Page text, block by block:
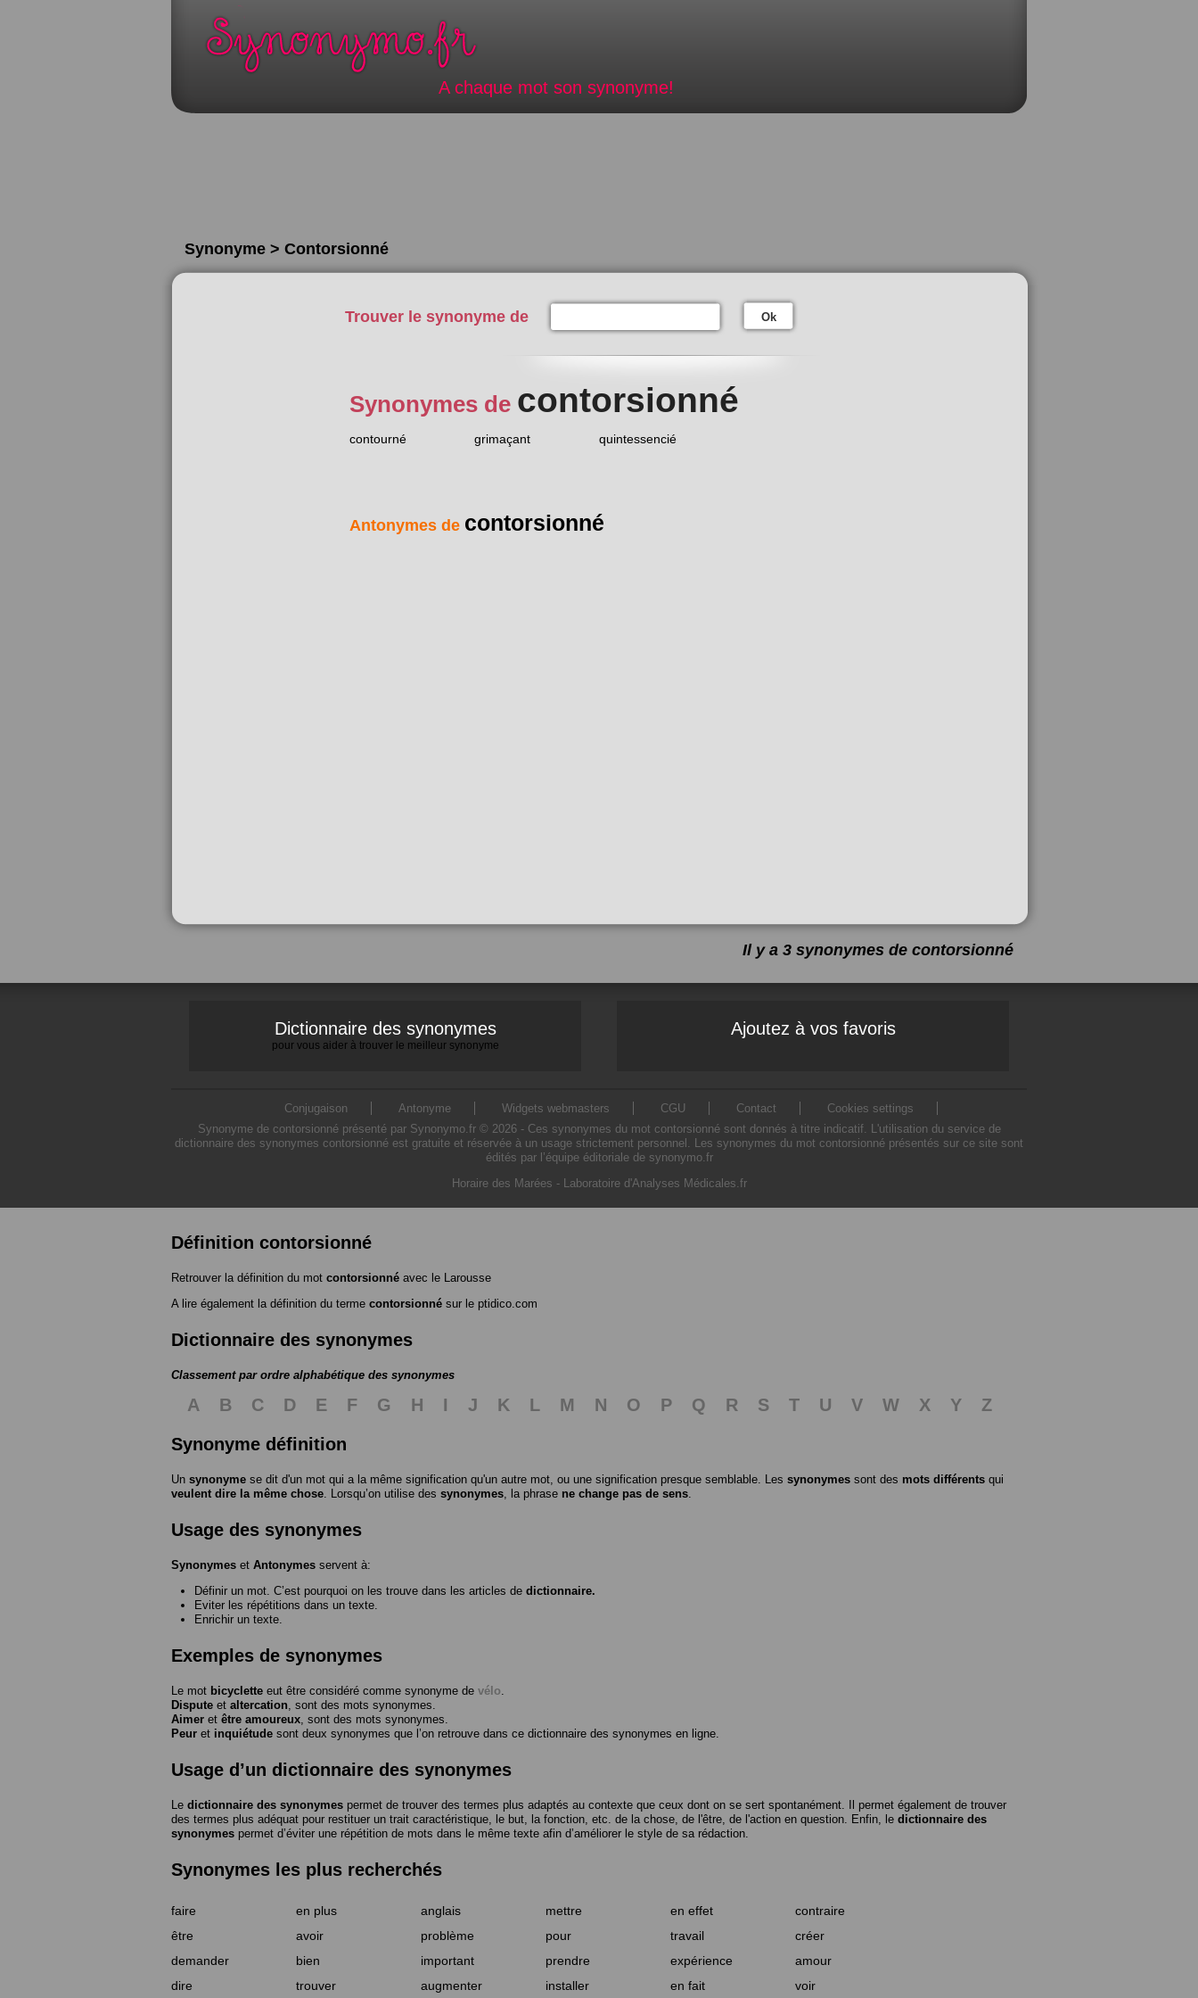
A chaque mot son synonyme!
Synonyme > Contorsionné
Trouver le synonyme de Ok
Synonymes de contorsionné
contourné grimaçant quintessencié
Antonymes de contorsionné
Il y a 3 synonymes de contorsionné
Dictionnaire des synonymes
pour vous aider à trouver le meilleur synonyme
Ajoutez à vos favoris
Conjugaison Antonyme Widgets webmasters CGU Contact
Cookies settings
Synonyme de contorsionné présenté par Synonymo.fr © 2026 - Ces synonymes du mot contorsionné sont donnés à titre indicatif. L'utilisation du service de
dictionnaire des synonymes contorsionné est gratuite et réservée à un usage strictement personnel. Les synonymes du mot contorsionné présentés sur ce site sont
édités par l’équipe éditoriale de synonymo.fr
Horaire des Marées - Laboratoire d'Analyses Médicales.fr
Définition contorsionné
Retrouver la définition du mot contorsionné avec le Larousse
A lire également la définition du terme contorsionné sur le ptidico.com
Dictionnaire des synonymes
Classement par ordre alphabétique des synonymes
A B C D E F G H I J K L M N O P Q R S T U V W X Y
Z
Synonyme définition
Un synonyme se dit d'un mot qui a la même signification qu'un autre mot, ou une signification presque semblable. Les synonymes sont des mots différents qui
veulent dire la même chose . Lorsqu’on utilise des synonymes , la phrase ne change pas de sens
Usage des synonymes
Synonymes et Antonymes servent à:
Définir un mot. C’est pourquoi on les trouve dans les articles de dictionnaire.
Eviter les répétitions dans un texte.
Enrichir un texte.
Exemples de synonymes
Le mot bicyclette eut être considéré comme synonyme de vélo
Dispute et altercation , sont des mots synonymes.
Aimer et être amoureux , sont des mots synonymes.
Peur et inquiétude sont deux synonymes que l’on retrouve dans ce dictionnaire des synonymes en ligne.
Usage d’un dictionnaire des synonymes
Le dictionnaire des synonymes permet de trouver des termes plus adaptés au contexte que ceux dont on se sert spontanément. Il permet également de trouver
des termes plus adéquat pour restituer un trait caractéristique, le but, la fonction, etc. de la chose, de l'être, de l'action en question. Enfin, le dictionnaire des
synonymes permet d’éviter une répétition de mots dans le même texte afin d’améliorer le style de sa rédaction.
Synonymes les plus recherchés
faire en plus anglais mettre en effet
contraire
être
avoir problème pour travail
créer
demander
bien important prendre expérience
amour
dire
trouver augmenter installer en fait voir